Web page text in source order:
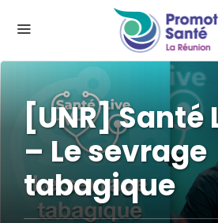
[UNR] Santé
– Le sevrage
tabagique